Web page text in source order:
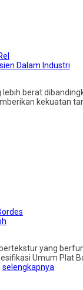
Dalam Industri
lebih berat
kekuatan
yang
Umum Plat
selengkapnya